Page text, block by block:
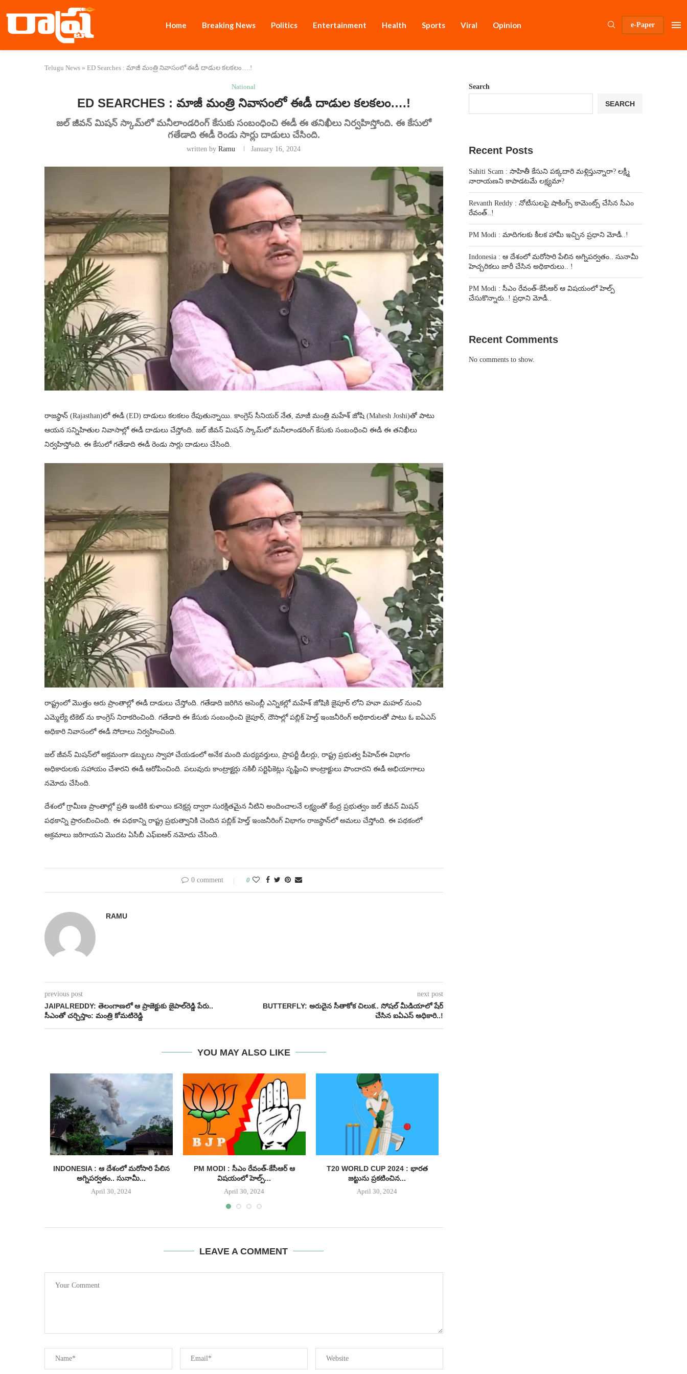
Home Breaking News Politics Entertainment Health Sports Viral Opinion e-Paper
Telugu News » ED Searches : మాజీ మంత్రి నివాసంలో ఈడీ దాడుల కలకలం….!
National
ED SEARCHES : మాజీ మంత్రి నివాసంలో ఈడీ దాడుల కలకలం….!
జల్ జీవన్ మిషన్ స్కామ్‌లో మనీలాండరింగ్ కేసుకు సంబంధించి ఈడీ ఈ తనిఖీలు నిర్వహిస్తోంది. ఈ కేసులో
గతేడాది ఈడీ రెండు సార్లు దాడులు చేసింది.
written byRamu January 16, 2024
రాజస్థాన్‌ (Rajasthan)లో ఈడీ (ED) దాడులు కలకలం రేపుతున్నాయి. కాంగ్రెస్ సీనియర్ నేత, మాజీ మంత్రి మహేశ్ జోషి (Mahesh Joshi)తో పాటు
ఆయన సన్నిహితుల నివాసాల్లో ఈడీ దాడులు చేస్తోంది. జల్ జీవన్ మిషన్ స్కామ్‌లో మనీలాండరింగ్ కేసుకు సంబంధించి ఈడీ ఈ తనిఖీలు
నిర్వహిస్తోంది. ఈ కేసులో గతేడాది ఈడీ రెండు సార్లు దాడులు చేసింది.
రాష్ట్రంలో మొత్తం ఆరు ప్రాంతాల్లో ఈడీ దాడులు చేస్తోంది. గతేడాది జరిగిన అసెంబ్లీ ఎన్నికల్లో మహేశ్ జోషికి జైపూర్ లోని హవా మహల్ నుంచి
ఎమ్మెల్యే టికెట్ ను కాంగ్రెస్ నిరాకరించింది. గతేడాది ఈ కేసుకు సంబంధించి జైపూర్, దౌసాల్లో పబ్లిక్ హెల్త్ ఇంజనీరింగ్ అధికారులతో పాటు ఓ ఐఏఎస్
అధికారి నివాసంలో ఈడీ సోదాలు నిర్వహించింది.
జల్ జీవన్ మిషన్‌లో అక్రమంగా డబ్బులు స్వాహా చేయడంలో అనేక మంది మధ్యవర్తులు, ప్రాపర్టీ డీలర్లు, రాష్ట్ర ప్రభుత్వ పీహెచ్ఈ విభాగం
అధికారులకు సహాయం చేశారని ఈడీ ఆరోపించింది. పలువురు కాంట్రాక్టర్లు నకిలీ సర్టిఫికెట్లు సృష్టించి కాంట్రాక్టులు పొందారని ఈడీ అభియాగాలు
నమోదు చేసింది.
దేశంలో గ్రామీణ ప్రాంతాల్లో ప్రతి ఇంటికి కుళాయి కనెక్షన్ల ద్వారా సురక్షితమైన నీటిని అందించాలనే లక్ష్యంతో కేంద్ర ప్రభుత్వం జల్ జీవన్ మిషన్
పథకాన్ని ప్రారంబించింది. ఈ పథకాన్ని రాష్ట్ర ప్రభుత్వానికి చెందిన పబ్లిక్ హెల్త్ ఇంజనీరింగ్ విభాగం రాజస్థాన్‌లో అమలు చేస్తోంది. ఈ పథకంలో
అక్రమాలు జరిగాయని మొదట ఏసీబీ ఎఫ్ఐఆర్ నమోదు చేసింది.
0 comment 0
RAMU
previous post
JAIPALREDDY: తెలంగాణలో ఆ ప్రాజెక్టుకు జైపాల్‌రెడ్డి పేరు..
సీఎంతో చర్చిస్తాం: మంత్రి కోమటిరెడ్డి
next post
BUTTERFLY: అరుదైన సీతాకోక చిలుక.. సోషల్ మీడియాలో షేర్
చేసిన ఐఏఎస్ అధికారి..!
YOU MAY ALSO LIKE
INDONESIA : ఆ దేశంలో మరోసారి పేలిన
అగ్నిపర్వతం.. సునామీ...
April 30, 2024
PM MODI : సీఎం రేవంత్-కేసీఆర్ ఆ
విషయంలో హెల్ప్...
April 30, 2024
T20 WORLD CUP 2024 : భారత
జట్టును ప్రకటించిన...
April 30, 2024
LEAVE A COMMENT
Search
SEARCH
Recent Posts
Sahiti Scam : సాహితీ కేసుని పక్కదారి మళ్లిస్తున్నారా? లక్ష్మీ
నారాయణని కాపాడటమే లక్ష్యమా?
Revanth Reddy : నోటీసులపై షాకింగ్స్ కామెంట్స్ చేసిన సీఎం
రేవంత్..!
PM Modi : మాదిగలకు కీలక హామీ ఇచ్చిన ప్రధాని మోడీ..!
Indonesia : ఆ దేశంలో మరోసారి పేలిన అగ్నిపర్వతం.. సునామీ
హెచ్చరికలు జారీ చేసిన అధికారులు.. !
PM Modi : సీఎం రేవంత్-కేసీఆర్ ఆ విషయంలో హెల్ప్
చేసుకొన్నారు..! ప్రధాని మోడీ..
Recent Comments
No comments to show.